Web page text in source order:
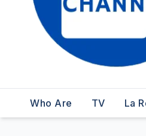
Who Are TV La